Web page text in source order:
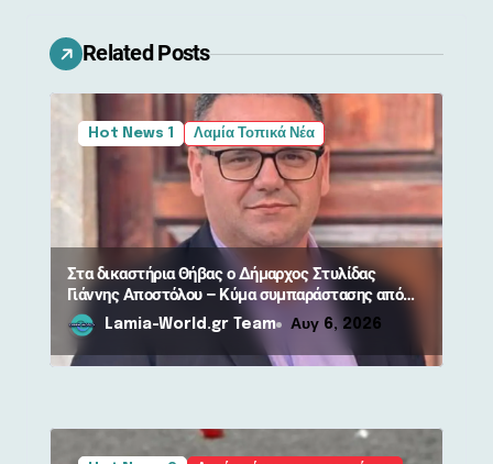
η
ά
θ
ρ
ω
Related Posts
Hot News 1 Λαμία Τοπικά Νέα
Στα δικαστήρια Θήβας ο Δήμαρχος Στυλίδας
Γιάννης Αποστόλου – Κύμα συμπαράστασης από
πολίτεςLamia-World.gr Team Αυγ 6, 2026